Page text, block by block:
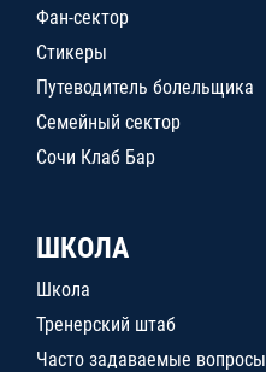
Фан-сектор
Стикеры
Путеводитель болельщика
Семейный сектор
Сочи Клаб Бар
ШКОЛА
Школа
Тренерский штаб
Часто задаваемые вопросы